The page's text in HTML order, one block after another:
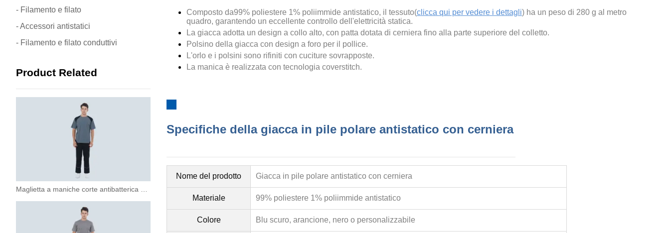
- Filamento e filato
- Accessori antistatici
- Filamento e filato conduttivi
Product Related
Composto da99% poliestere 1% poliimmide antistatico, il tessuto(clicca qui per vedere i dettagli) ha un peso di 280 g al metro
quadro, garantendo un eccellente controllo dell'elettricità statica.
La giacca adotta un design a collo alto, con patta dotata di cerniera fino alla parte superiore del colletto.
Polsino della giacca con design a foro per il pollice.
L'orlo e i polsini sono rifiniti con cuciture sovrapposte.
La manica è realizzata con tecnologia coverstitch.
Specifiche della giacca in pile polare antistatico con cerniera
Nome del prodotto Giacca in pile polare antistatico con cerniera
Materiale 99% poliestere 1% poliimmide antistatico
Colore Blu scuro, arancione, nero o personalizzabile